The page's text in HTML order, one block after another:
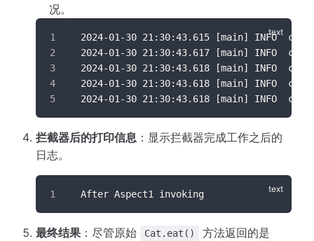
况。
2024-01-30 21:30:43.615 [main] INFO
2024-01-30 21:30:43.617 [main] INFO
2024-01-30 21:30:43.618 [main] INFO
2024-01-30 21:30:43.618 [main] INFO
2024-01-30 21:30:43.618 [main] INFO
拦截器后的打印信息 ：显示拦截器完成工作之后的
日志。
After Aspect1 invoking
最终结果 ：尽管原始 Cat.eat() 方法返回的是